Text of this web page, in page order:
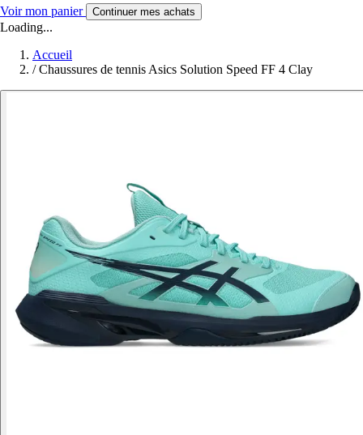
Voir mon panier Continuer mes achats
Loading...
Accueil
/ Chaussures de tennis Asics Solution Speed FF 4 Clay